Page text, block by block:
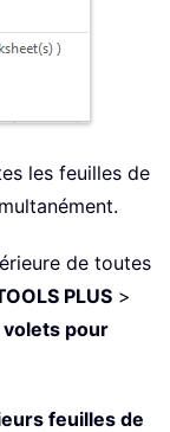
les feuilles de
de toutes
PLUS >
pour
feuilles de